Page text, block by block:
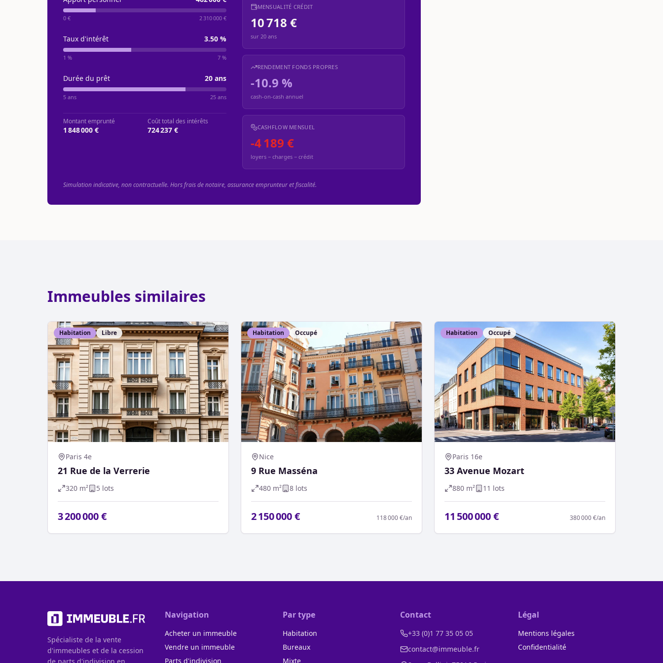
0 € 2 310 000 €
Taux d'intérêt 3.50%
1 % 7 %
Durée du prêt 20ans
5 ans 25 ans
Montant emprunté
1 848 000 €
Coût total des intérêts
724 237 €
MENSUALITÉ CRÉDIT
10 718 €
sur 20ans
RENDEMENT FONDS PROPRES
-10.9 %
cash-on-cash annuel
CASHFLOW MENSUEL
-4 189 €
loyers − charges − crédit
Simulation indicative, non contractuelle. Hors frais de notaire, assurance emprunteur et fiscalité.
Immeubles similaires
Habitation Libre
Paris 4e
21 Rue de la Verrerie
320 m² 5 lots
3 200 000 €
Habitation Occupé
Nice
9 Rue Masséna
480 m² 8 lots
2 150 000 € 118 000 €/an
Habitation Occupé
Paris 16e
33 Avenue Mozart
880 m² 11 lots
11 500 000 € 380 000 €/an
Spécialiste de la vente
d'immeubles et de la cession
Navigation
Acheter un immeuble
Vendre un immeuble
Parts d'indivision
Par type
Habitation
Bureaux
Mixte
Contact
+33 (0)1 77 35 05 05
contact@immeuble.fr
Légal
Mentions légales
Confidentialité